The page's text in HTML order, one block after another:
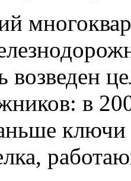
возведен
в
ключи